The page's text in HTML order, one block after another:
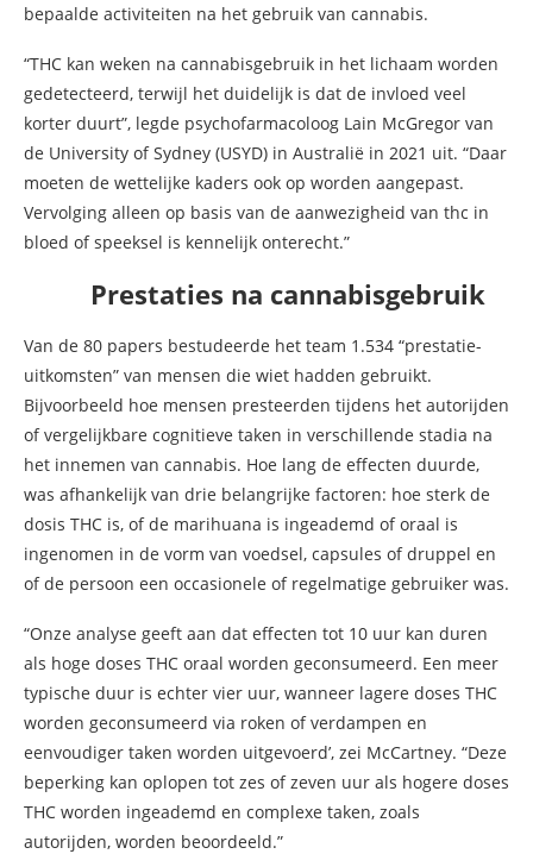
bepaalde activiteiten na het gebruik van cannabis.
“THC kan weken na cannabisgebruik in het lichaam worden
gedetecteerd, terwijl het duidelijk is dat de invloed veel
korter duurt”, legde psychofarmacoloog Lain McGregor van
de University of Sydney (USYD) in Australië in 2021 uit. “Daar
moeten de wettelijke kaders ook op worden aangepast.
Vervolging alleen op basis van de aanwezigheid van thc in
bloed of speeksel is kennelijk onterecht.”
Prestaties na cannabisgebruik
Van de 80 papers bestudeerde het team 1.534 “prestatie-
uitkomsten” van mensen die wiet hadden gebruikt.
Bijvoorbeeld hoe mensen presteerden tijdens het autorijden
of vergelijkbare cognitieve taken in verschillende stadia na
het innemen van cannabis. Hoe lang de effecten duurde,
was afhankelijk van drie belangrijke factoren: hoe sterk de
dosis THC is, of de marihuana is ingeademd of oraal is
ingenomen in de vorm van voedsel, capsules of druppel en
of de persoon een occasionele of regelmatige gebruiker was.
“Onze analyse geeft aan dat effecten tot 10 uur kan duren
als hoge doses THC oraal worden geconsumeerd. Een meer
typische duur is echter vier uur, wanneer lagere doses THC
worden geconsumeerd via roken of verdampen en
eenvoudiger taken worden uitgevoerd’, zei McCartney. “Deze
beperking kan oplopen tot zes of zeven uur als hogere doses
THC worden ingeademd en complexe taken, zoals
autorijden, worden beoordeeld.”